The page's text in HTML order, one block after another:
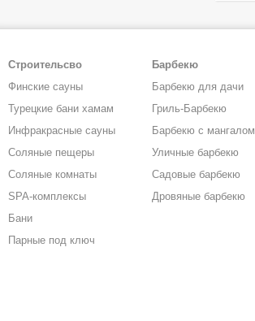
Строительсво
Финские сауны
Турецкие бани хамам
Инфракрасные сауны
Соляные пещеры
Соляные комнаты
SPA-комплексы
Бани
Парные под ключ
Барбекю
Барбекю для дачи
Гриль-Барбекю
Барбекю с мангалом
Уличные барбекю
Садовые барбекю
Дровяные барбекю